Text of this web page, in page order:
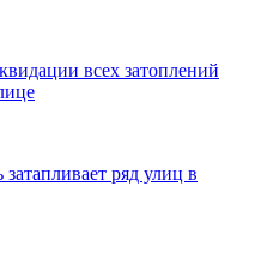
всех затоплений
ряд улиц в